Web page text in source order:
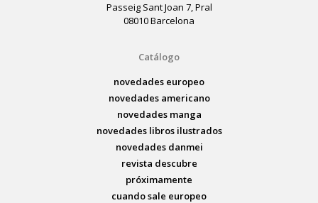
Passeig Sant Joan 7, Pral
08010 Barcelona
Catálogo
novedades europeo
novedades americano
novedades manga
novedades libros ilustrados
novedades danmei
revista descubre
próximamente
cuando sale europeo